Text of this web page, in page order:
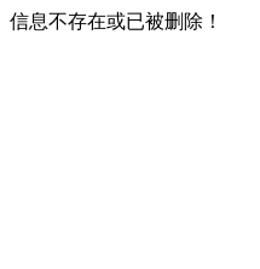
信息不存在或已被删除！